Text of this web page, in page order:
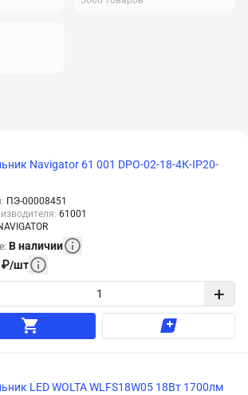
Navigator 61 001 DPO-02-18-4К-IP20-
: ПЭ-00008451
: 61001
: В наличии
₽/шт
+
LED WOLTA WLFS18W05 18Вт 1700лм